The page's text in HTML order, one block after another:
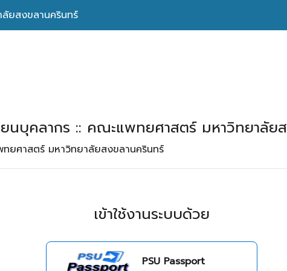
ยสงขลานครินทร์
ยนบุคลากร :: คณะแพทยศาสตร์ มหาวิทยาลัย
ยศาสตร์ มหาวิทยาลัยสงขลานครินทร์
เข้าใช้งานระบบด้วย
PSU Passport